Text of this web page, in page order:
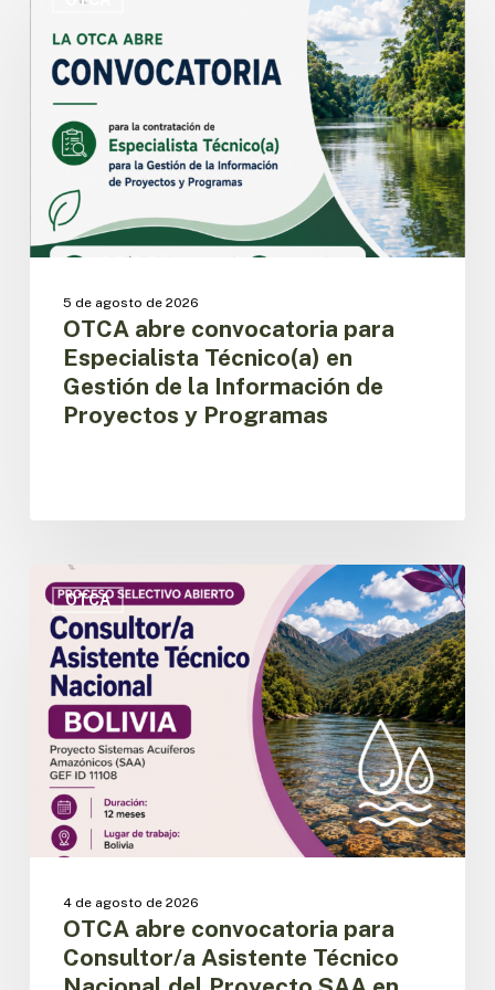
para
Especialista
Gestión
Información
de
Programas
5 de agosto de 2026
OTCA abre convocatoria para
Especialista Técnico(a) en
Gestión de la Información de
Proyectos y Programas
OTCA
OTCA
abre
convocatoria
para
Consultor/a
Asistente
Técnico
Nacional
del
Proyecto
SAA
4 de agosto de 2026
OTCA abre convocatoria para
Consultor/a Asistente Técnico